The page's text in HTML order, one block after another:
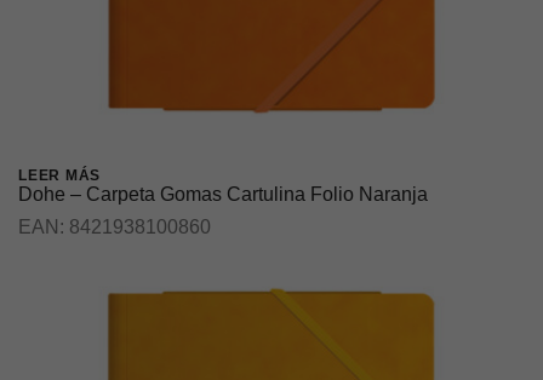
LEER MÁS
Dohe – Carpeta Gomas Cartulina Folio Naranja
EAN: 8421938100860